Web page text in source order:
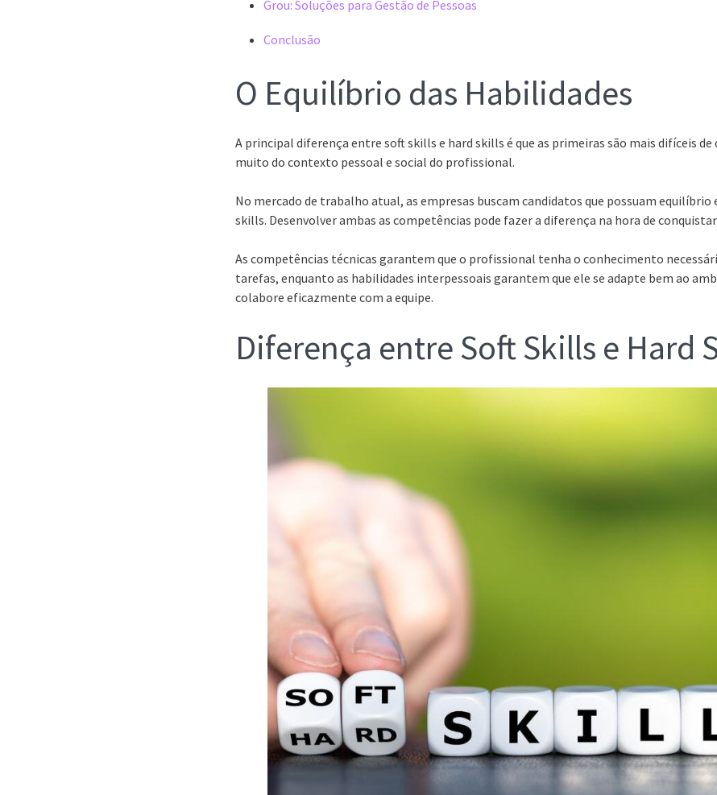
Grou: Soluções para Gestão de Pessoas
Conclusão
O Equilíbrio das Habilidades
A principal diferença entre soft skills e hard skills é que as primeiras são mais difíceis
muito do contexto pessoal e social do profissional.
No mercado de trabalho atual, as empresas buscam candidatos que possuam
skills. Desenvolver ambas as competências pode fazer a diferença na hora de
As competências técnicas garantem que o profissional tenha o conhecimento
tarefas, enquanto as habilidades interpessoais garantem que ele se adapte bem ao
colabore eficazmente com a equipe.
Diferença entre Soft Skills e Hard